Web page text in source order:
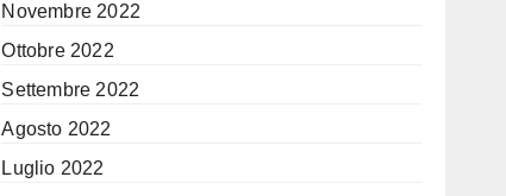
Novembre 2022
Ottobre 2022
Settembre 2022
Agosto 2022
Luglio 2022